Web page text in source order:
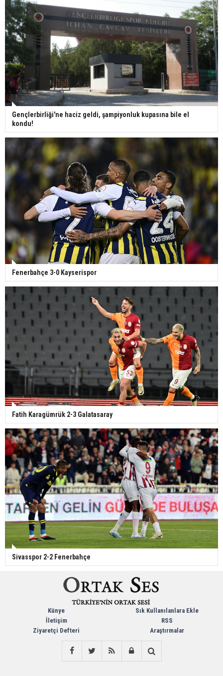
Gençlerbirliği'ne haciz geldi, şampiyonluk kupasına bile el
kondu!
Fenerbahçe 3-0 Kayserispor
Fatih Karagümrük 2-3 Galatasaray
Sivasspor 2-2 Fenerbahçe
Künye
İletişim
Ziyaretçi Defteri
Sık Kullanılanlara Ekle
RSS
Araştırmalar